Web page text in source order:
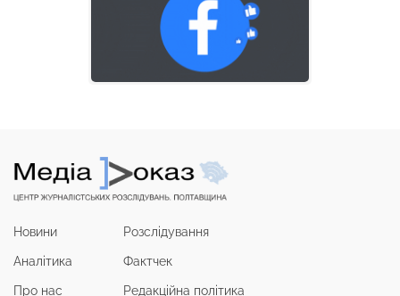
Новини
Аналітика
Про нас
Розслідування
Фактчек
Редакційна політика